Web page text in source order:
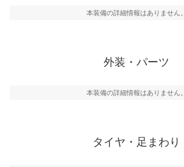
本装備の詳細情報はありません。
外装・パーツ
本装備の詳細情報はありません。
タイヤ・足まわり